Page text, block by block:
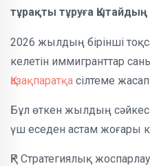
тұрақты тұруға
2026 жылдың бірінші
келетін иммигранттар
Қазақпаратқа сілтеме
Бұл өткен жылдың
үш еседен астам жоғары
ҚР Стратегиялық